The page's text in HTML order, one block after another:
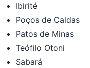
Ibirité
Poços de Caldas
Patos de Minas
Teófilo Otoni
Sabará